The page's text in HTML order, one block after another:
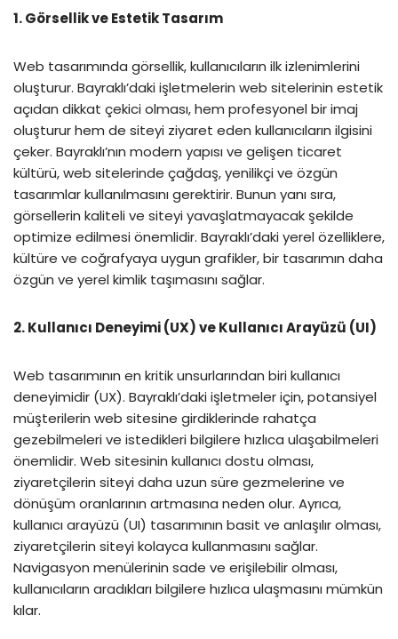
1. Görsellik ve Estetik Tasarım
Web tasarımında görsellik, kullanıcıların ilk izlenimlerini
oluşturur. Bayraklı’daki işletmelerin web sitelerinin estetik
açıdan dikkat çekici olması, hem profesyonel bir imaj
oluşturur hem de siteyi ziyaret eden kullanıcıların ilgisini
çeker. Bayraklı’nın modern yapısı ve gelişen ticaret
kültürü, web sitelerinde çağdaş, yenilikçi ve özgün
tasarımlar kullanılmasını gerektirir. Bunun yanı sıra,
görsellerin kaliteli ve siteyi yavaşlatmayacak şekilde
optimize edilmesi önemlidir. Bayraklı’daki yerel özelliklere,
kültüre ve coğrafyaya uygun grafikler, bir tasarımın daha
özgün ve yerel kimlik taşımasını sağlar.
2. Kullanıcı Deneyimi (UX) ve Kullanıcı Arayüzü (UI)
Web tasarımının en kritik unsurlarından biri kullanıcı
deneyimidir (UX). Bayraklı’daki işletmeler için, potansiyel
müşterilerin web sitesine girdiklerinde rahatça
gezebilmeleri ve istedikleri bilgilere hızlıca ulaşabilmeleri
önemlidir. Web sitesinin kullanıcı dostu olması,
ziyaretçilerin siteyi daha uzun süre gezmelerine ve
dönüşüm oranlarının artmasına neden olur. Ayrıca,
kullanıcı arayüzü (UI) tasarımının basit ve anlaşılır olması,
ziyaretçilerin siteyi kolayca kullanmasını sağlar.
Navigasyon menülerinin sade ve erişilebilir olması,
kullanıcıların aradıkları bilgilere hızlıca ulaşmasını mümkün
kılar.